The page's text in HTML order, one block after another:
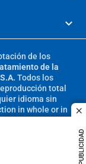
PUBLICIDAD
de los
de la
Todos los
total
idioma sin
in whole or in